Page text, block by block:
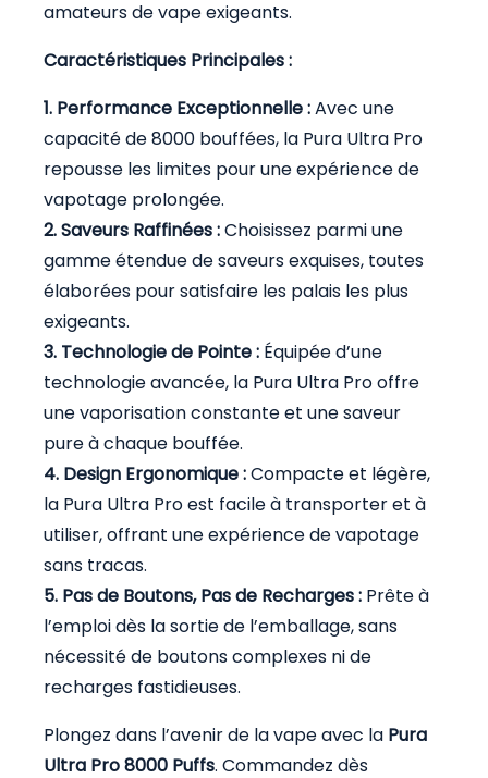
amateurs de vape exigeants.
Caractéristiques Principales :
1. Performance Exceptionnelle :Avec une
capacité de 8000 bouffées, la Pura Ultra Pro
repousse les limites pour une expérience de
vapotage prolongée.
2. Saveurs Raffinées :Choisissez parmi une
gamme étendue de saveurs exquises, toutes
élaborées pour satisfaire les palais les plus
exigeants.
3. Technologie de Pointe : Équipée d’une
technologie avancée, la Pura Ultra Pro offre
une vaporisation constante et une saveur
pure à chaque bouffée.
4. Design Ergonomique :Compacte et légère,
la Pura Ultra Pro est facile à transporter et à
utiliser, offrant une expérience de vapotage
sans tracas.
5. Pas de Boutons, Pas de Recharges : Prête à
l’emploi dès la sortie de l’emballage, sans
nécessité de boutons complexes ni de
recharges fastidieuses.
Plongez dans l’avenir de la vape avec la Pura
Ultra Pro 8000 Puffs. Commandez dès